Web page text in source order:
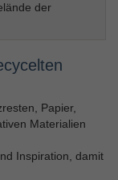
der
Papier,
Materialien
Inspiration, damit